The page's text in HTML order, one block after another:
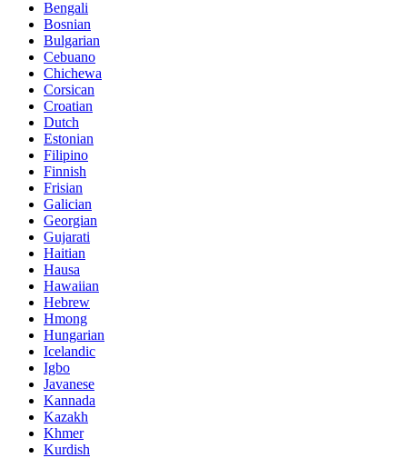
Bengali
Bosnian
Bulgarian
Cebuano
Chichewa
Corsican
Croatian
Dutch
Estonian
Filipino
Finnish
Frisian
Galician
Georgian
Gujarati
Haitian
Hausa
Hawaiian
Hebrew
Hmong
Hungarian
Icelandic
Igbo
Javanese
Kannada
Kazakh
Khmer
Kurdish